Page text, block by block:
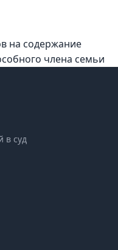
на содержание
члена семьи
в суд